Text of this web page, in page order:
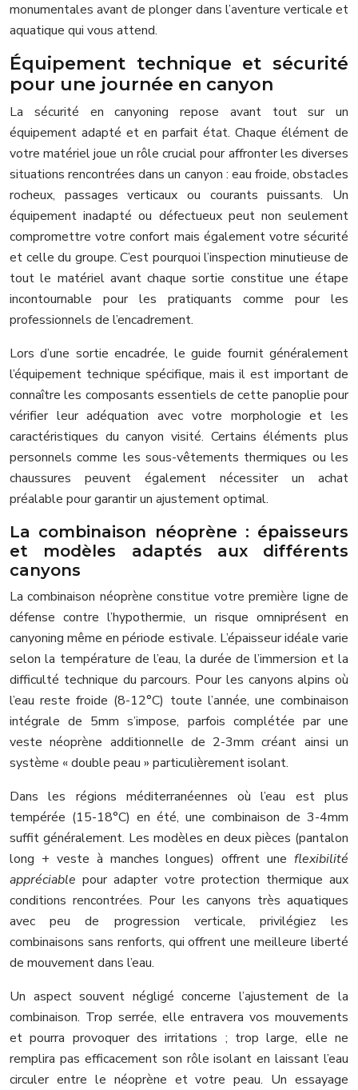
monumentales avant de plonger dans l’aventure verticale et
aquatique qui vous attend.
Équipement technique et sécurité
pour une journée en canyon
La sécurité en canyoning repose avant tout sur un
équipement adapté et en parfait état. Chaque élément de
votre matériel joue un rôle crucial pour affronter les diverses
situations rencontrées dans un canyon : eau froide, obstacles
rocheux, passages verticaux ou courants puissants. Un
équipement inadapté ou défectueux peut non seulement
compromettre votre confort mais également votre sécurité
et celle du groupe. C’est pourquoi l’inspection minutieuse de
tout le matériel avant chaque sortie constitue une étape
incontournable pour les pratiquants comme pour les
professionnels de l’encadrement.
Lors d’une sortie encadrée, le guide fournit généralement
l’équipement technique spécifique, mais il est important de
connaître les composants essentiels de cette panoplie pour
vérifier leur adéquation avec votre morphologie et les
caractéristiques du canyon visité. Certains éléments plus
personnels comme les sous-vêtements thermiques ou les
chaussures peuvent également nécessiter un achat
préalable pour garantir un ajustement optimal.
La combinaison néoprène : épaisseurs
et modèles adaptés aux différents
canyons
La combinaison néoprène constitue votre première ligne de
défense contre l’hypothermie, un risque omniprésent en
canyoning même en période estivale. L’épaisseur idéale varie
selon la température de l’eau, la durée de l’immersion et la
difficulté technique du parcours. Pour les canyons alpins où
l’eau reste froide (8-12°C) toute l’année, une combinaison
intégrale de 5mm s’impose, parfois complétée par une
veste néoprène additionnelle de 2-3mm créant ainsi un
système « double peau » particulièrement isolant.
Dans les régions méditerranéennes où l’eau est plus
tempérée (15-18°C) en été, une combinaison de 3-4mm
suffit généralement. Les modèles en deux pièces (pantalon
long + veste à manches longues) offrent une flexibilité
appréciablepour adapter votre protection thermique aux
conditions rencontrées. Pour les canyons très aquatiques
avec peu de progression verticale, privilégiez les
combinaisons sans renforts, qui offrent une meilleure liberté
de mouvement dans l’eau.
Un aspect souvent négligé concerne l’ajustement de la
combinaison. Trop serrée, elle entravera vos mouvements
et pourra provoquer des irritations ; trop large, elle ne
remplira pas efficacement son rôle isolant en laissant l’eau
circuler entre le néoprène et votre peau. Un essayage